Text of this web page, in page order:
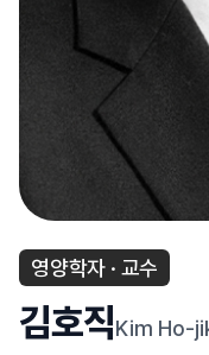
영양학자 · 교수
김호직Kim Ho-